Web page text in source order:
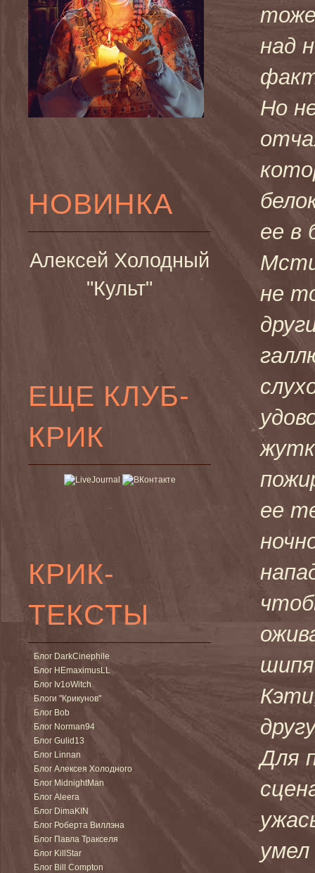
НОВИНКА
Алексей Холодный
"Культ"
ЕЩЕ КЛУБ-
КРИК
КРИК-
ТЕКСТЫ
Блог DarkCinephile
Блог HEmaximusLL
Блог Iv1oWitch
Блоги "Крикунов"
Блог Bob
Блог Norman94
Блог Gulid13
Блог Linnan
Блог Алексея Холодного
Блог MidnightMan
Блог Aleera
Блог DimaKIN
Блог Роберта Виллэна
Блог Павла Тракселя
Блог KillStar
Блог Bill Compton
над
Но
ее в
не
ее
Для
умел